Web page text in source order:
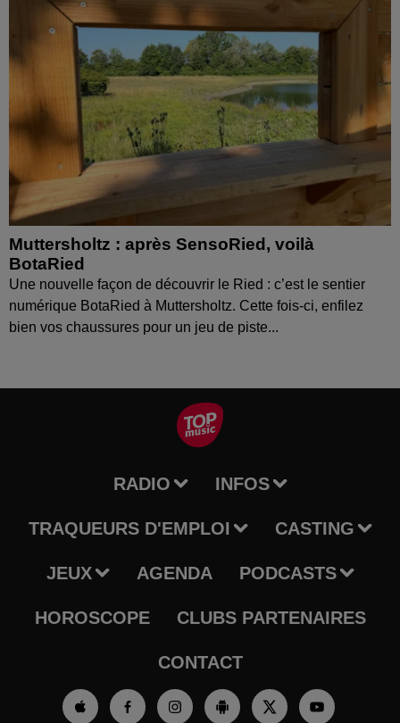
Muttersholtz : après SensoRied, voilà
BotaRied
Une nouvelle façon de découvrir le Ried : c’est le sentier
numérique BotaRied à Muttersholtz. Cette fois-ci, enfilez
bien vos chaussures pour un jeu de piste...
RADIO INFOS
TRAQUEURS D'EMPLOI CASTING
JEUX AGENDA PODCASTS
HOROSCOPE CLUBS PARTENAIRES
CONTACT